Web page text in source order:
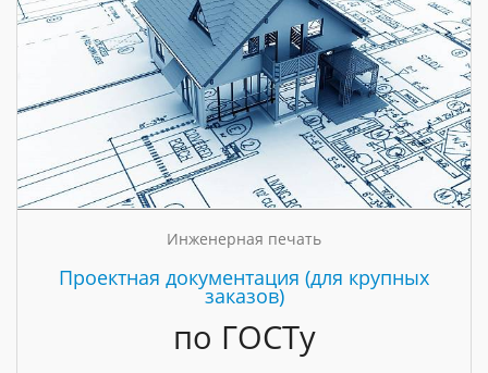
Инженерная печать
Проектная документация (для крупных
заказов)
по ГОСТу